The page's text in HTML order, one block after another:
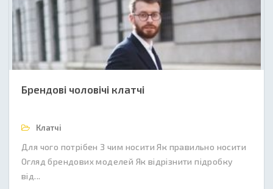
Брендові чоловічі клатчі
Клатчі
Для чого потрібен З чим носити Як правильно носити
Огляд брендових моделей Як відрізнити підробку
від...